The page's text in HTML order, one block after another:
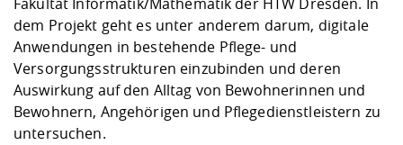
dem Projekt geht es unter anderem darum, digitale
Anwendungen in bestehende Pflege- und
Versorgungsstrukturen einzubinden und deren
Auswirkung auf den Alltag von Bewohnerinnen und
Bewohnern, Angehörigen und Pflegedienstleistern zu
untersuchen.